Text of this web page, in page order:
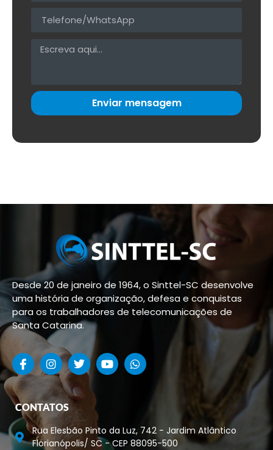
Enviar mensagem
Desde 20 de janeiro de 1964, o Sinttel-SC desenvolve
uma história de organização, defesa e conquistas
para os trabalhadores de telecomunicações de
Santa Catarina.
CONTATOS
Rua Elesbão Pinto da Luz, 742 - Jardim Atlântico
Florianópolis/ SC - CEP 88095-500